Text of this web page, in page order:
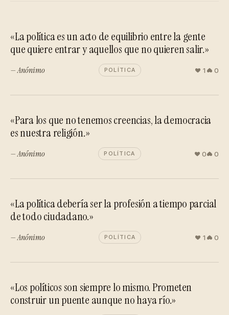
«La política es un acto de equilibrio entre la gente
que quiere entrar y aquellos que no quieren salir.»
— Anónimo POLÍTICA 1 0
«Para los que no tenemos creencias, la democracia
es nuestra religión.»
— Anónimo POLÍTICA 0 0
«La política debería ser la profesión a tiempo parcial
de todo ciudadano.»
— Anónimo POLÍTICA 1 0
«Los políticos son siempre lo mismo. Prometen
construir un puente aunque no haya río.»